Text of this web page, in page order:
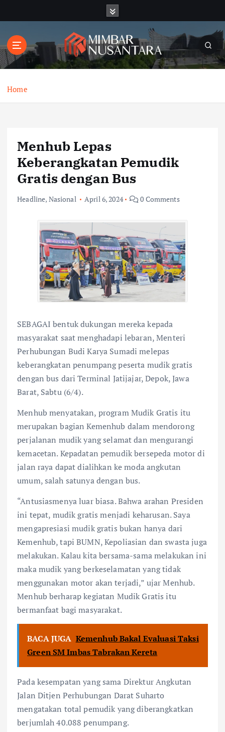
t
o
Home
Menhub Lepas
Keberangkatan Pemudik
Gratis dengan Bus
Headline, Nasional April 6, 2024 0 Comments
SEBAGAI bentuk dukungan mereka kepada
masyarakat saat menghadapi lebaran, Menteri
Perhubungan Budi Karya Sumadi melepas
keberangkatan penumpang peserta mudik gratis
dengan bus dari Terminal Jatijajar, Depok, Jawa
Barat, Sabtu (6/4).
Menhub menyatakan, program Mudik Gratis itu
merupakan bagian Kemenhub dalam mendorong
perjalanan mudik yang selamat dan mengurangi
kemacetan. Kepadatan pemudik bersepeda motor di
jalan raya dapat dialihkan ke moda angkutan
umum, salah satunya dengan bus.
“Antusiasmenya luar biasa. Bahwa arahan Presiden
ini tepat, mudik gratis menjadi keharusan. Saya
mengapresiasi mudik gratis bukan hanya dari
Kemenhub, tapi BUMN, Kepoliasian dan swasta juga
melakukan. Kalau kita bersama-sama melakukan ini
maka mudik yang berkeselamatan yang tidak
menggunakan motor akan terjadi,” ujar Menhub.
Menhub berharap kegiatan Mudik Gratis itu
bermanfaat bagi masyarakat.
BACA JUGA Kemenhub Bakal Evaluasi Taksi
Green SM Imbas Tabrakan Kereta
Pada kesempatan yang sama Direktur Angkutan
Jalan Ditjen Perhubungan Darat Suharto
mengatakan total pemudik yang diberangkatkan
berjumlah 40.088 penumpang.